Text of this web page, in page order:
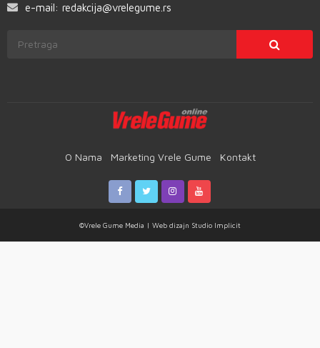
e-mail: redakcija@vrelegume.rs
O Nama Marketing Vrele Gume Kontakt
©Vrele Gume Media | Web dizajn Studio Implicit